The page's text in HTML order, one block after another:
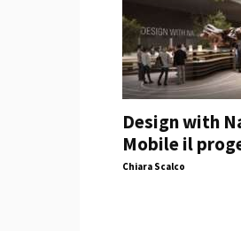
Design with
Mobile il
Chiara Scalco